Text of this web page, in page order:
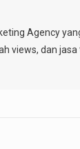
Agency
views, dan